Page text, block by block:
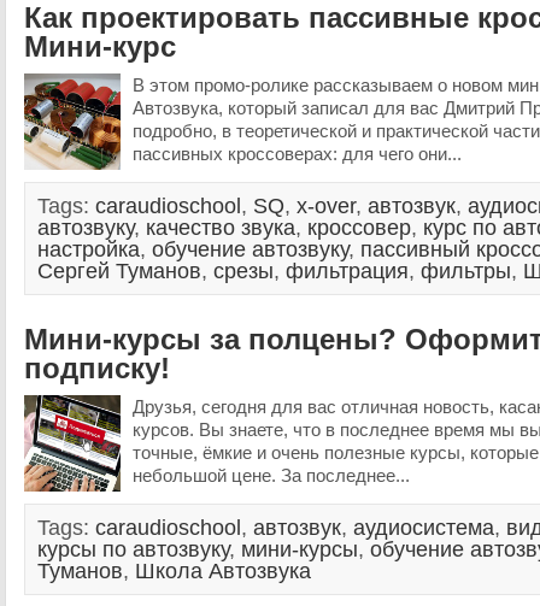
Как проектировать пассивные
Мини-курс
В этом промо-ролике рассказываем о новом
Автозвука, который записал для вас Дмитрий
подробно, в теоретической и практической
пассивных кроссоверах: для чего они...
Tags: caraudioschool , SQ, x-over, автозвук,
автозвуку, качество звука, кроссовер, курс по
настройка, обучение автозвуку, пассивный
Сергей Туманов, срезы, фильтрация, фильтры,
Мини-курсы за полцены?
подписку!
Друзья, сегодня для вас отличная новость,
курсов. Вы знаете, что в последнее время мы
точные, ёмкие и очень полезные курсы,
небольшой цене. За последнее...
Tags: caraudioschool , автозвук, аудиосистема,
курсы по автозвуку, мини-курсы, обучение
Туманов, Школа Автозвука